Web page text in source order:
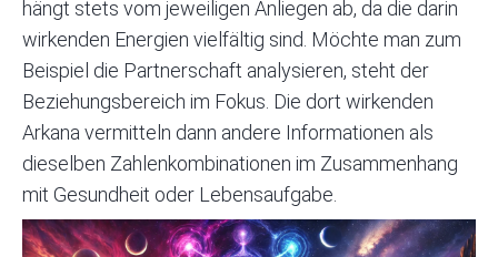
hängt stets vom jeweiligen Anliegen ab, da die darin
wirkenden Energien vielfältig sind. Möchte man zum
Beispiel die Partnerschaft analysieren, steht der
Beziehungsbereich im Fokus. Die dort wirkenden
Arkana vermitteln dann andere Informationen als
dieselben Zahlenkombinationen im Zusammenhang
mit Gesundheit oder Lebensaufgabe.